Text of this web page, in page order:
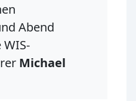
Abend
WIS-
Michael